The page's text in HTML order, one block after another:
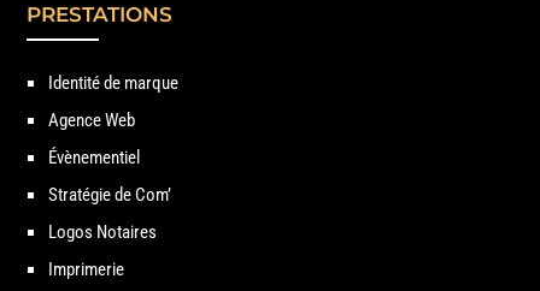
PRESTATIONS
Identité de marque
Agence Web
Évènementiel
Stratégie de Com’
Logos Notaires
Imprimerie